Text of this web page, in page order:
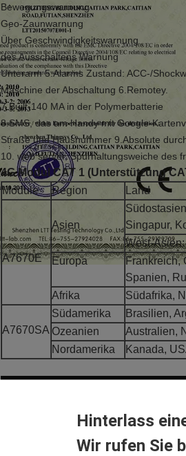
Hinterlass
Wir rufen Sie
Bewegungswarnung
Geo-Zaunwarnung
Über Geschwindigkeitswarnung
des Ausschaltens Warnung
Unterarm 5.Alarms Zustand: ACC-/
Maschine der Abschaltung 6.Remotey.
7.Built-140 MA in der Polymerbatterie
8.SMS, das am Handy mit Google-
Straße und Hausnummer 9.Absolute
10. web server, Spurhaltungsweiche des
4G Modul CAT 1 (Unterstützung
Module
Region Land
A7670E
Asien
Singapur,
West-
Europa
Frankreich,
Spanien,
Afrika
Südafrika,
A7670SA
Südamerika
Brasilien,
Ozeanien
Australien,
Nordamerika
Kanada,